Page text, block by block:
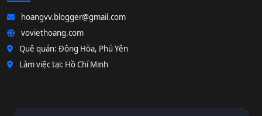
hoangvv.blogger@gmail.com
voviethoang.com
Quê quán: Đông Hòa, Phú Yên
Làm việc tại: Hồ Chí Minh